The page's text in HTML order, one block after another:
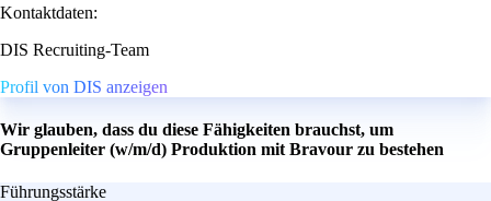
Kontaktdaten:
DIS Recruiting-Team
Profil von DIS anzeigen
Wir glauben, dass du diese Fähigkeiten brauchst, um
Gruppenleiter (w/m/d) Produktion mit Bravour zu bestehen
Führungsstärke